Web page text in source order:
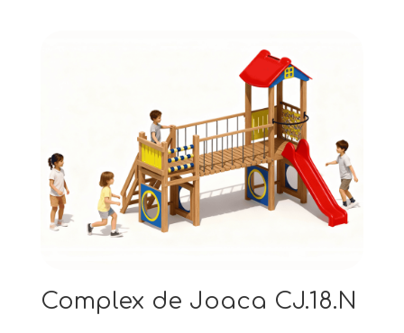
Complex de Joaca CJ.18.N